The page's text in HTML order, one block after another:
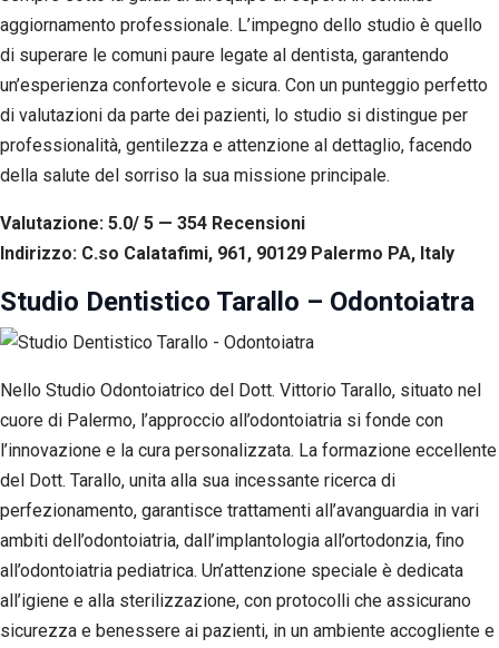
aggiornamento professionale. L’impegno dello studio è quello
di superare le comuni paure legate al dentista, garantendo
un’esperienza confortevole e sicura. Con un punteggio perfetto
di valutazioni da parte dei pazienti, lo studio si distingue per
professionalità, gentilezza e attenzione al dettaglio, facendo
della salute del sorriso la sua missione principale.
Valutazione: 5.0/ 5 — 354 Recensioni
Indirizzo: C.so Calatafimi, 961, 90129 Palermo PA, Italy
Studio Dentistico Tarallo – Odontoiatra
Nello Studio Odontoiatrico del Dott. Vittorio Tarallo, situato nel
cuore di Palermo, l’approccio all’odontoiatria si fonde con
l’innovazione e la cura personalizzata. La formazione eccellente
del Dott. Tarallo, unita alla sua incessante ricerca di
perfezionamento, garantisce trattamenti all’avanguardia in vari
ambiti dell’odontoiatria, dall’implantologia all’ortodonzia, fino
all’odontoiatria pediatrica. Un’attenzione speciale è dedicata
all’igiene e alla sterilizzazione, con protocolli che assicurano
sicurezza e benessere ai pazienti, in un ambiente accogliente e